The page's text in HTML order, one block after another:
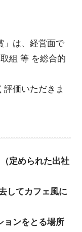
」は、経営面で
組 等 を総合的
価いただきま
定められた出社
してカフェ風に
ョンをとる場所